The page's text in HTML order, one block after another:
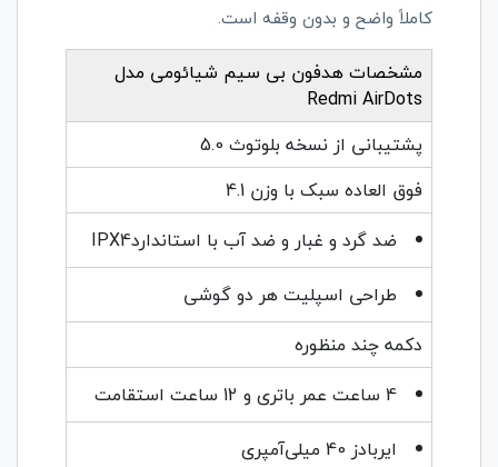
کاملاً واضح و بدون وقفه است.
مشخصات هدفون بی‌ سیم شیائومی مدل
Redmi AirDots
پشتیبانی از نسخه بلوتوث 5.0
فوق العاده سبک با وزن 4.1
ضد گرد و غبار و ضد آب با استانداردIPX4
طراحی اسپلیت هر دو گوشی
دکمه چند منظوره
4 ساعت عمر باتری و 12 ساعت استقامت
ایربادز 40 میلی‌آمپری